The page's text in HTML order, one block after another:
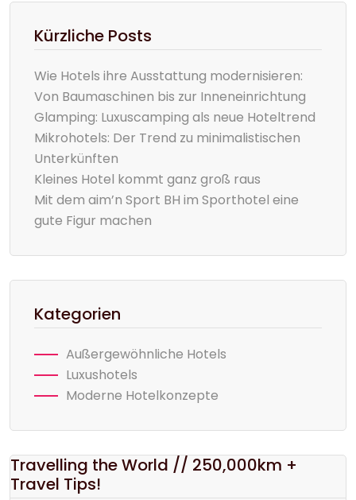
Kürzliche Posts
Wie Hotels ihre Ausstattung modernisieren:
Von Baumaschinen bis zur Inneneinrichtung
Glamping: Luxuscamping als neue Hoteltrend
Mikrohotels: Der Trend zu minimalistischen
Unterkünften
Kleines Hotel kommt ganz groß raus
Mit dem aim’n Sport BH im Sporthotel eine
gute Figur machen
Kategorien
Außergewöhnliche Hotels
Luxushotels
Moderne Hotelkonzepte
Travelling the World // 250,000km +
Travel Tips!